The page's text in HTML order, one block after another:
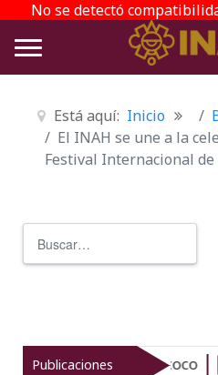
No se detectó
Está aquí: Inicio
El INAH se une a la
Festival Internacional de
Publicaciones
de Texcoco Nuevo